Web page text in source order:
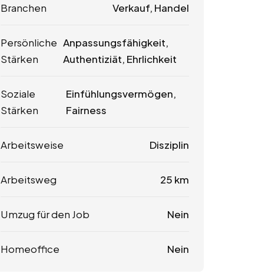
Branchen Verkauf, Handel
Persönliche
Stärken
Anpassungsfähigkeit,
Authentiziät, Ehrlichkeit
Soziale
Stärken
Einfühlungsvermögen,
Fairness
Arbeitsweise Disziplin
Arbeitsweg 25 km
Umzug für den Job Nein
Homeoffice Nein